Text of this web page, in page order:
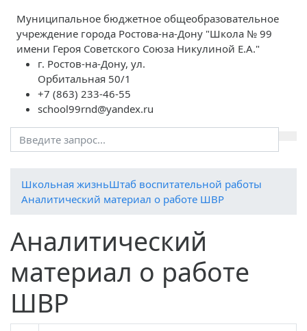
Муниципальное бюджетное общеобразовательное
учреждение города Ростова-на-Дону "Школа № 99
имени Героя Советского Союза Никулиной Е.А."
г. Ростов-на-Дону, ул.
Орбитальная 50/1
+7 (863) 233-46-55
school99rnd@yandex.ru
Школьная жизньШтаб воспитательной работы
Аналитический материал о работе ШВР
Аналитический
материал о работе
ШВР